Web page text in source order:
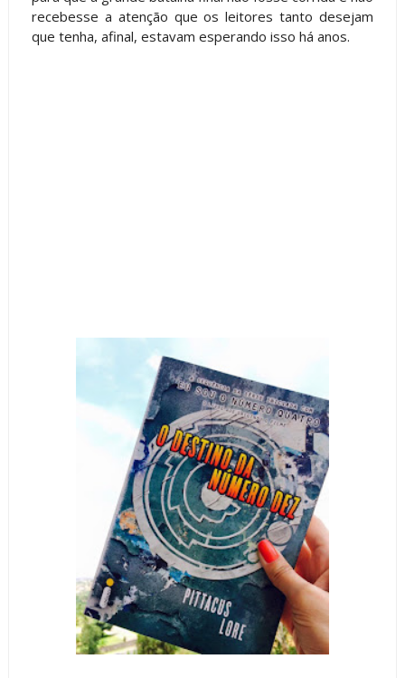
recebesse a atenção que os leitores tanto desejam
que tenha, afinal, estavam esperando isso há anos.